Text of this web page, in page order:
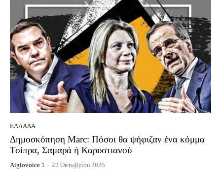
ΕΛΛΆΔΑ
Δημοσκόπηση Marc: Πόσοι θα ψήφιζαν ένα κόμμα
Τσίπρα, Σαμαρά ή Καρυστιανού
Aigiovoice 1 - 22 Οκτωβρίου 2025